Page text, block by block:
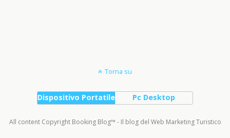
Torna su
Dispositivo Portatile Pc Desktop
All content Copyright Booking Blog™ - Il blog del Web Marketing Turistico